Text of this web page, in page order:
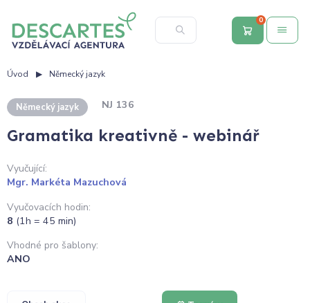
0
Úvod Německý jazyk
Německý jazyk NJ 136
Gramatika kreativně - webinář
Vyučující:
Mgr. Markéta Mazuchová
Vyučovacích hodin:
8 (1h = 45 min)
Vhodné pro šablony:
ANO